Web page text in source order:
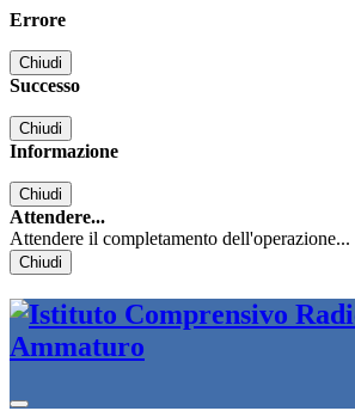
Errore
Chiudi
Successo
Chiudi
Informazione
Chiudi
Attendere...
Attendere il completamento dell'operazione...
Chiudi